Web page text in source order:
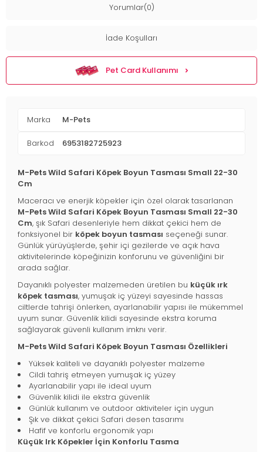
Yorumlar(0)
İade Koşulları
Pet Card Kullanımı
Marka M-Pets
Barkod 6953182725923
M-Pets Wild Safari Köpek Boyun Tasması Small 22-30
Cm
Maceracı ve enerjik köpekler için özel olarak tasarlanan
M-Pets Wild Safari Köpek Boyun Tasması Small 22-30
Cm, şık Safari desenleriyle hem dikkat çekici hem de
fonksiyonel bir köpek boyun tasması seçeneği sunar.
Günlük yürüyüşlerde, şehir içi gezilerde ve açık hava
aktivitelerinde köpeğinizin konforunu ve güvenliğini bir
arada sağlar.
Dayanıklı polyester malzemeden üretilen bu küçük ırk
köpek tasması, yumuşak iç yüzeyi sayesinde hassas
ciltlerde tahrişi önlerken, ayarlanabilir yapısı ile mükemmel
uyum sunar. Güvenlik kilidi sayesinde ekstra koruma
sağlayarak güvenli kullanım imknı verir.
M-Pets Wild Safari Köpek Boyun Tasması Özellikleri
Yüksek kaliteli ve dayanıklı polyester malzeme
Cildi tahriş etmeyen yumuşak iç yüzey
Ayarlanabilir yapı ile ideal uyum
Güvenlik kilidi ile ekstra güvenlik
Günlük kullanım ve outdoor aktiviteler için uygun
Şık ve dikkat çekici Safari desen tasarımı
Hafif ve konforlu ergonomik yapı
Küçük Irk Köpekler İçin Konforlu Tasma